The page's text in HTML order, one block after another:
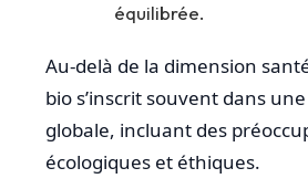
équilibrée.
Au-delà de la dimension
bio s’inscrit souvent dans
globale, incluant des
écologiques et éthiques.